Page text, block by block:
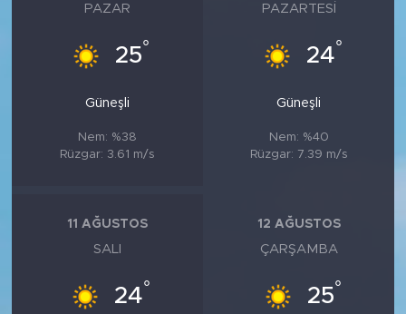
PAZAR
25°
Güneşli
Nem: %38
Rüzgar: 3.61 m/s
PAZARTESI
24°
Güneşli
Nem: %40
Rüzgar: 7.39 m/s
11 AĞUSTOS
SALI
24°
12 AĞUSTOS
ÇARŞAMBA
25°